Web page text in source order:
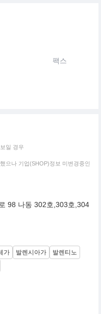
팩스
일 경우
으나 기업(SHOP)정보 미변경중인
98 나동 302호,303호,304
가 발렌시아가
발렌티노